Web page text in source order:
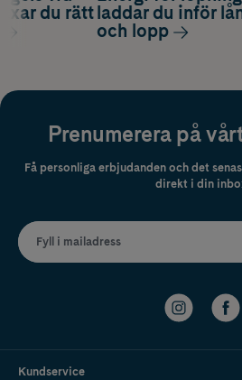
du rättladdar du inför
och lopp
Prenumerera på
Få personliga erbjudanden och det
direkt i din
Fyll i mailadress
Kundservice